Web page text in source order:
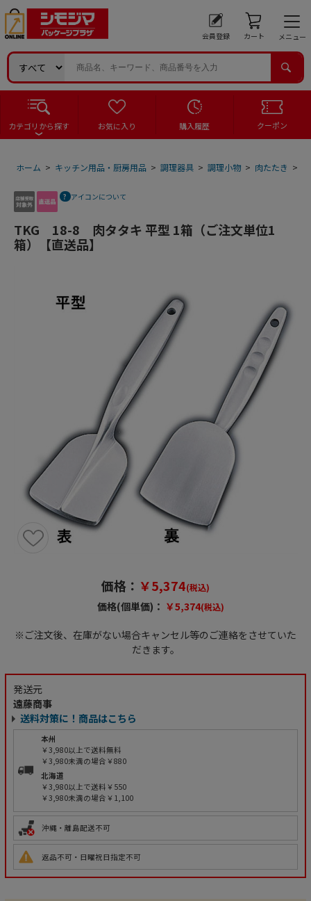
会員登録 カート メニュー
カテゴリから探す お気に入り 購入履歴 クーポン
ホーム > キッチン用品・厨房用品 > 調理器具 > 調理小物 > 肉たたき >
アイコンについて
TKG 18-8 肉タタキ 平型 1箱（ご注文単位1
箱）【直送品】
価格： ￥5,374(税込)
価格(個単価)： ￥5,374(税込)
※ご注文後、在庫がない場合キャンセル等のご連絡をさせていた
だきます。
発送元
遠藤商事
送料対策に！商品はこちら
本州
￥3,980以上で送料無料
￥3,980未満の場合￥880
北海道
￥3,980以上で送料￥550
￥3,980未満の場合￥1,100
沖縄・離島配送不可
返品不可・日曜祝日指定不可